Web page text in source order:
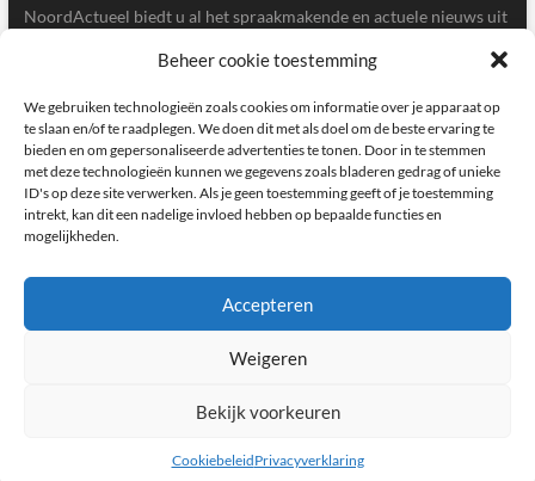
Beheer cookie toestemming
We gebruiken technologieën zoals cookies om informatie over je apparaat op
te slaan en/of te raadplegen. We doen dit met als doel om de beste ervaring te
bieden en om gepersonaliseerde advertenties te tonen. Door in te stemmen
met deze technologieën kunnen we gegevens zoals bladeren gedrag of unieke
ID's op deze site verwerken. Als je geen toestemming geeft of je toestemming
intrekt, kan dit een nadelige invloed hebben op bepaalde functies en
mogelijkheden.
Accepteren
Weigeren
Bekijk voorkeuren
CookiebeleidPrivacyverklaring
NoordActueel biedt u al het spraakmakende en actuele nieuws uit
Gegevens
Postbus 5020, 9700GA, Groningen
redactie@noordactueel.nl
| WordPress | © Copyright All right reserved